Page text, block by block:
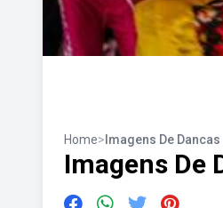
Home> Imagens De
Imagens De